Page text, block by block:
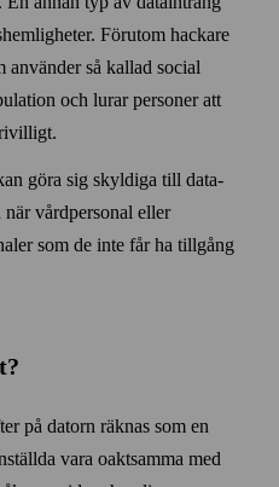
För­utom hackare
använder så kallad social
och lurar personer att
göra sig skyldiga till data­
vård­personal eller
som de inte får ha till­gång
på datorn räknas som en
vara oakt­samma med